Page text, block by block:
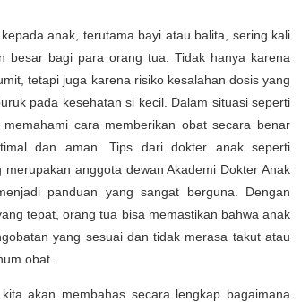
anak, terutama bayi atau balita, sering kali
besar bagi para orang tua. Tidak hanya karena
tetapi juga karena risiko kesalahan dosis yang
pada kesehatan si kecil. Dalam situasi seperti
cara memberikan obat secara benar
dan aman. Tips dari dokter anak seperti
merupakan anggota dewan Akademi Dokter Anak
panduan yang sangat berguna. Dengan
tepat, orang tua bisa memastikan bahwa anak
yang sesuai dan tidak merasa takut atau
obat.
akan membahas secara lengkap bagaimana